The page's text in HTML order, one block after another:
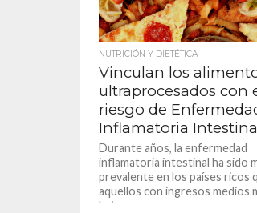
NUTRICIÓN Y DIETÉTICA
Vinculan los
ultraprocesados con
riesgo de
Inflamatoria
Durante años, la enfermedad
inflamatoria intestinal ha sido
prevalente en los países ricos
aquellos con ingresos medios
bajos....